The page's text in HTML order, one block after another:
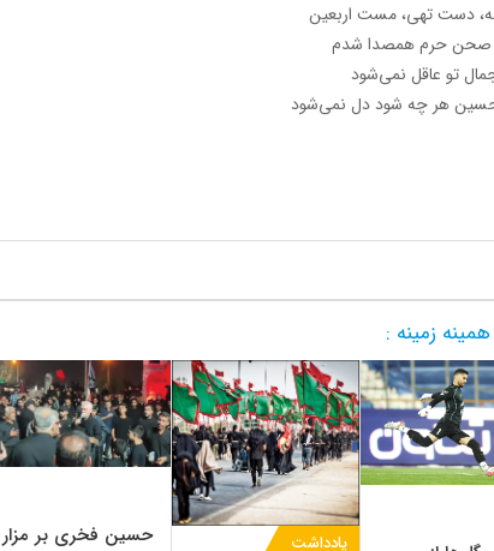
دست تهی، مست اربعین
صحن حرم همصدا شدم
تو عاقل نمی‌شود
هر چه شود دل نمی‌شود
زمینه :
یادداشت
حسین فخری بر مزار